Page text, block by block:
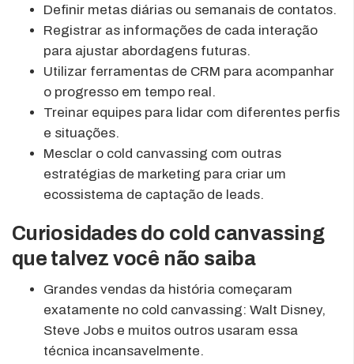
Definir metas diárias ou semanais de contatos.
Registrar as informações de cada interação
para ajustar abordagens futuras.
Utilizar ferramentas de CRM para acompanhar
o progresso em tempo real.
Treinar equipes para lidar com diferentes perfis
e situações.
Mesclar o cold canvassing com outras
estratégias de marketing para criar um
ecossistema de captação de leads.
Curiosidades do cold canvassing
que talvez você não saiba
Grandes vendas da história começaram
exatamente no cold canvassing: Walt Disney,
Steve Jobs e muitos outros usaram essa
técnica incansavelmente.